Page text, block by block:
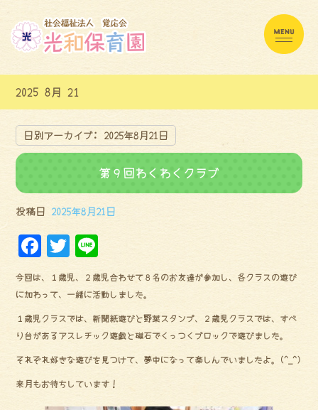
2025 8月 21
日別アーカイブ: 2025年8月21日
第９回わくわくクラブ
投稿日 2025年8月21日
F
a
ce
bo
ok
Tw
it
te
r
ne
今回は、１歳児、２歳児合わせて８名のお友達が参加し、各クラスの遊び
に加わって、一緒に活動しました。
１歳児クラスでは、新聞紙遊びと野菜スタンプ、２歳児クラスでは、すべ
り台があるアスレチック遊戯と磁石でくっつくブロックで遊びました。
それぞれ好きな遊びを見つけて、夢中になって楽しんでいましたよ。(^_^)
来月もお待ちしています！